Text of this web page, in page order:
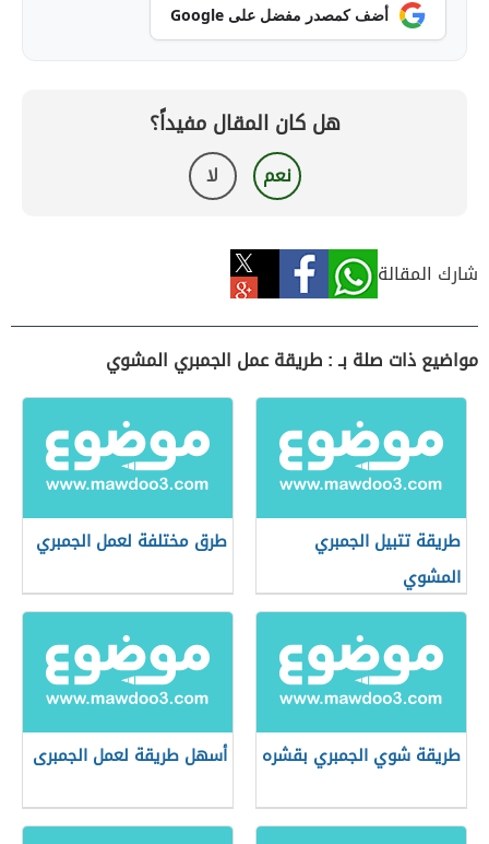
أضف كمصدر مفضل على Google
هل كان المقال مفيداً؟
نعم لا
شارك المقالة
مواضيع ذات صلة بـ : طريقة عمل الجمبري المشوي
طريقة تتبيل الجمبري
المشوي
طرق مختلفة لعمل الجمبري
طريقة شوي الجمبري بقشره أسهل طريقة لعمل الجمبرى